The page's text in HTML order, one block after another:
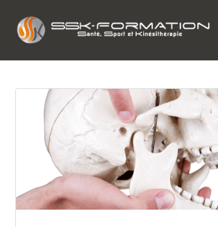
content